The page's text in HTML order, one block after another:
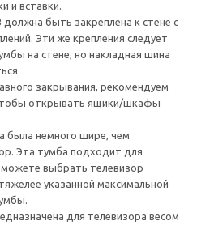
и вставки.
быть закреплена к стене с
Эти же крепления следует
на стене, но накладная шина
закрывания, рекомендуем
открывать ящики/шкафы
немного шире, чем
Эта тумба подходит для
выбрать телевизор
указанной максимальной
для телевизора весом